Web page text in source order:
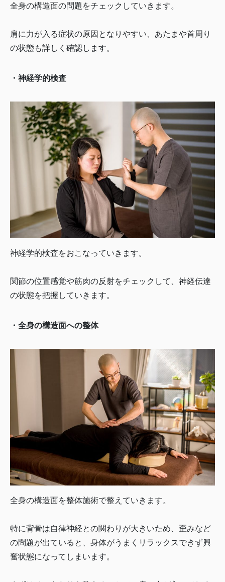
全身の構造面の問題をチェックしていきます。
肩に力が入る症状の原因となりやすい、あたまや首周り
の状態も詳しく確認します。
・神経学的検査
神経学的検査をおこなっていきます。
関節の位置感覚や筋肉の反射をチェックして、神経伝達
の状態を把握していきます。
・全身の構造面への整体
全身の構造面を整体施術で整えていきます。
特に背骨は自律神経との関わりが大きいため、歪みなど
の問題が出ていると、身体がうまくリラックスできず興
奮状態になってしまいます。